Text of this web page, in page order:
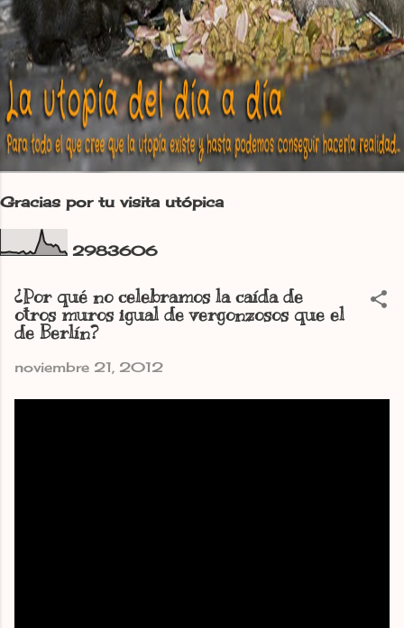
Gracias por tu visita utópica
2983606
¿Por qué no celebramos la caída de
otros muros igual de vergonzosos que el
de Berlín?
noviembre 21, 2012